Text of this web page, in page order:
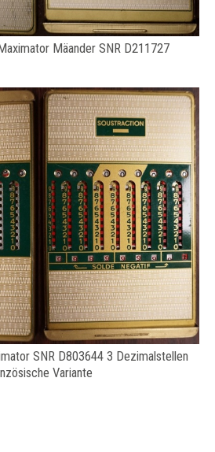
Mäander SNR D211727
SNR D803644 3 Dezimalstellen
Variante